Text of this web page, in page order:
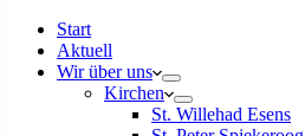
Start
Aktuell
Wir über uns
Kirchen
St. Willehad Esens